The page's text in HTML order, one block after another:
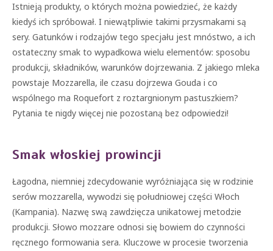
Istnieją produkty, o których można powiedzieć, że każdy
kiedyś ich spróbował. I niewątpliwie takimi przysmakami są
sery. Gatunków i rodzajów tego specjału jest mnóstwo, a ich
ostateczny smak to wypadkowa wielu elementów: sposobu
produkcji, składników, warunków dojrzewania. Z jakiego mleka
powstaje Mozzarella, ile czasu dojrzewa Gouda i co
wspólnego ma Roquefort z roztargnionym pastuszkiem?
Pytania te nigdy więcej nie pozostaną bez odpowiedzi!
Smak włoskiej prowincji
Łagodna, niemniej zdecydowanie wyróżniająca się w rodzinie
serów mozzarella, wywodzi się południowej części Włoch
(Kampania). Nazwę swą zawdzięcza unikatowej metodzie
produkcji. Słowo mozzare odnosi się bowiem do czynności
ręcznego formowania sera. Kluczowe w procesie tworzenia